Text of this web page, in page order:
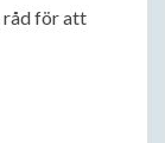
råd för att